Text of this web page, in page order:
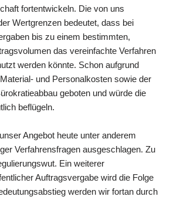
fortentwickeln. Die von uns
Wertgrenzen bedeutet, dass bei
bis zu einem bestimmten,
das vereinfachte Verfahren
werden könnte. Schon aufgrund
und Personalkosten sowie der
geboten und würde die
beflügeln.
Angebot heute unter anderem
Verfahrensfragen ausgeschlagen. Zu
Ein weiterer
Auftragsvergabe wird die Folge
werden wir fortan durch